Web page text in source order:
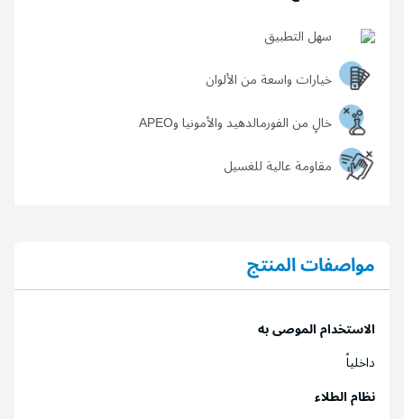
خالٍ من الفورمالدهيد والأمونيا وAPEO
مقاومة عالية للغسيل
مواصفات المنتج
داخلياً
طلاء طبقة واحدة من الأساس "الجزيرة جرين برايمر" أو أي أساس
مناسب من أساسات دهانات الجزيرة حسب طبيعة السطح وتركه
حتى يجف تماماً
. طلاء طبقتين من المعجون " الجزيرة جرين بوتي"